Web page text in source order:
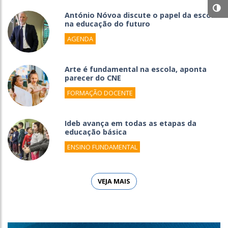
António Nóvoa discute o papel da escola
na educação do futuro
AGENDA
Arte é fundamental na escola, aponta
parecer do CNE
FORMAÇÃO DOCENTE
Ideb avança em todas as etapas da
educação básica
ENSINO FUNDAMENTAL
VEJA MAIS